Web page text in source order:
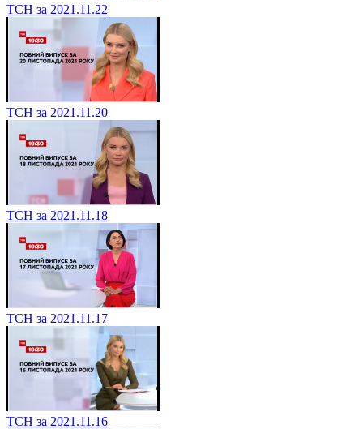
ТСН за 2021.11.22
ТСН за 2021.11.20
ТСН за 2021.11.18
ТСН за 2021.11.17
ТСН за 2021.11.16